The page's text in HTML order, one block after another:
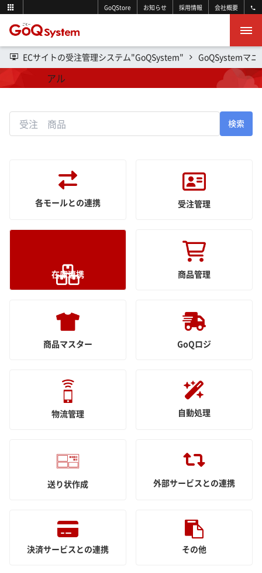
GoQStore お知らせ 採用情報 会社概要
ECサイトの受注管理システム"GoQSystem" GoQSystemマニ
操作マニュアル
検索
各モールとの連携 受注管理
在庫連携 商品管理
商品マスター GoQロジ
物流管理 自動処理
送り状作成 外部サービスとの連携
決済サービスとの連携 その他